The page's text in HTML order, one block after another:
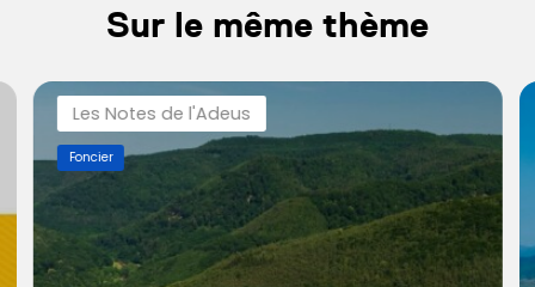
Sur le même thème
Les Notes de l'Adeus
Foncier